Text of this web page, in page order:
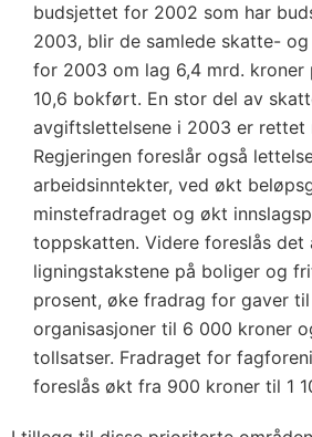
budsjettet for 2002 som har
2003, blir de samlede skatte-
for 2003 om lag 6,4 mrd.
10,6 bokført. En stor del av
avgiftslettelsene i 2003 er
Regjeringen foreslår også
arbeidsinntekter, ved økt
minstefradraget og økt
toppskatten. Videre foreslås det
ligningstakstene på boliger og
prosent, øke fradrag for gaver
organisasjoner til 6 000 kroner
tollsatser. Fradraget for
foreslås økt fra 900 kroner til 1